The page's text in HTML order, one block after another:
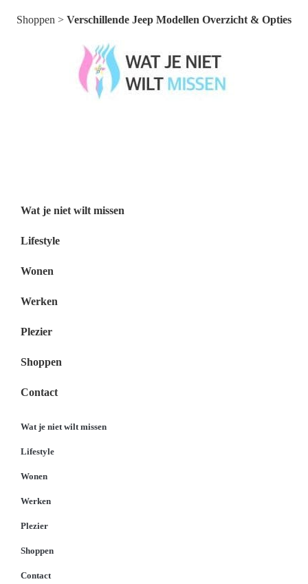
Shoppen > Verschillende Jeep Modellen Overzicht & Opties
Wat je niet wilt missen
Lifestyle
Wonen
Werken
Plezier
Shoppen
Contact
Wat je niet wilt missen
Lifestyle
Wonen
Werken
Plezier
Shoppen
Contact